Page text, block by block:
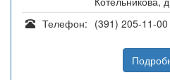
Телефон: (391) 205-11-00